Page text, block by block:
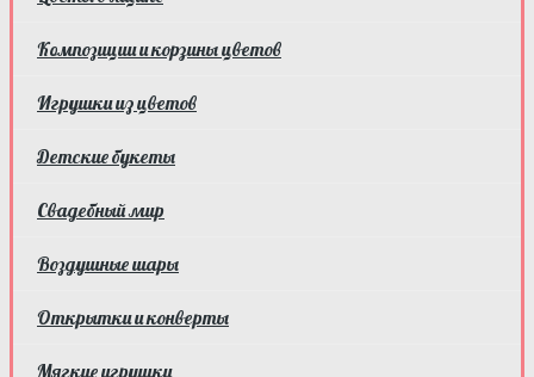
Композиции и корзины цветов
Игрушки из цветов
Детские букеты
Свадебный мир
Воздушные шары
Открытки и конверты
Мягкие игрушки